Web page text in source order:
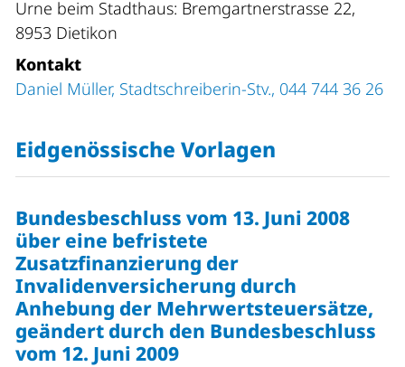
Urne beim Stadthaus: Bremgartnerstrasse 22,
8953 Dietikon
Kontakt
Daniel Müller, Stadtschreiberin-Stv., 044 744 36 26
Eidgenössische Vorlagen
Bundesbeschluss vom 13. Juni 2008
über eine befristete
Zusatzfinanzierung der
Invalidenversicherung durch
Anhebung der Mehrwertsteuersätze,
geändert durch den Bundesbeschluss
vom 12. Juni 2009